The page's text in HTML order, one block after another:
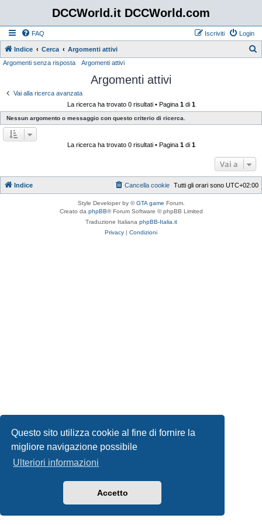
Questo sito utilizza cookie al fine di fornire la
migliore navigazione possibile
Ulteriori informazioni
Accetto
DCCWorld.it DCCWorld.com
FAQ Login
Iscriviti
Indice Cerca Argomenti attivi
Argomenti senza risposta Argomenti attivi
Argomenti attivi
Vai alla ricerca avanzata
La ricerca ha trovato 0 risultati • Pagina 1di 1
Nessun argomento o messaggio con questo criterio di ricerca.
La ricerca ha trovato 0 risultati • Pagina 1di 1
Vai a
Indice Tutti gli orari sono UTC+02:00
Cancella cookie
Style Developer by ©GTA game Forum.
Creato da phpBB® Forum Software © phpBB Limited
Traduzione Italiana phpBB-Italia.it
Privacy | Condizioni